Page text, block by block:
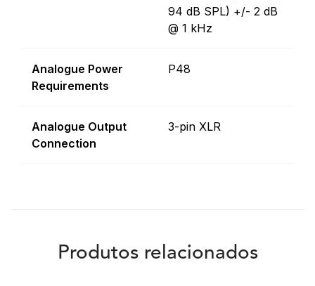
94 dB SPL) +/- 2 dB
@ 1 kHz
Analogue Power
Requirements
P48
Analogue Output
Connection
3-pin XLR
Produtos relacionados